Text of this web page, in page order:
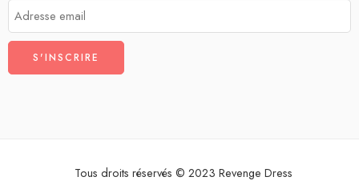
Tous droits réservés © 2023 Revenge Dress